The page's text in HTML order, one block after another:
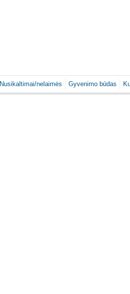
Nusikaltimai/nelaimės Gyvenimo būdas